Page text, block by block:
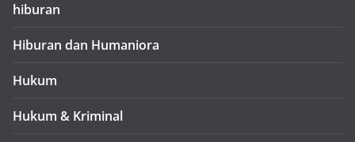
hiburan
Hiburan dan Humaniora
Hukum
Hukum & Kriminal